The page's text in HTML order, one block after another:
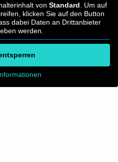
von Standard . Um auf
klicken Sie auf den Button
dabei Daten an Drittanbieter
werden.